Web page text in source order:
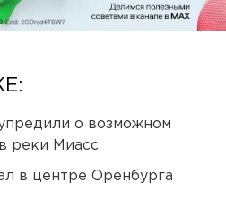
о возможном
реки Миасс
в центре Оренбурга